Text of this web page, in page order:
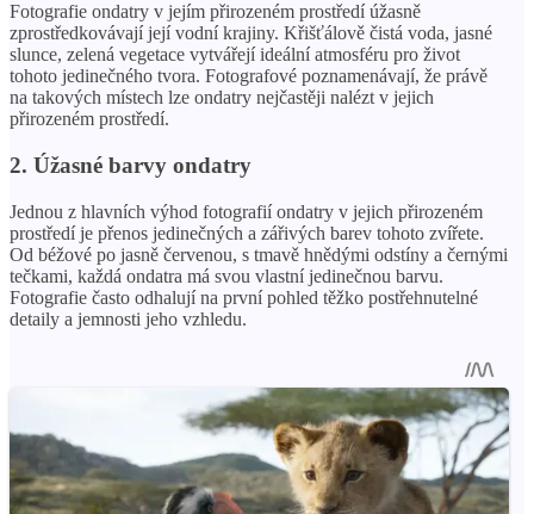
Fotografie ondatry v jejím přirozeném prostředí úžasně
zprostředkovávají její vodní krajiny. Křišťálově čistá voda, jasné
slunce, zelená vegetace vytvářejí ideální atmosféru pro život
tohoto jedinečného tvora. Fotografové poznamenávají, že právě
na takových místech lze ondatry nejčastěji nalézt v jejich
přirozeném prostředí.
2. Úžasné barvy ondatry
Jednou z hlavních výhod fotografií ondatry v jejich přirozeném
prostředí je přenos jedinečných a zářivých barev tohoto zvířete.
Od béžové po jasně červenou, s tmavě hnědými odstíny a černými
tečkami, každá ondatra má svou vlastní jedinečnou barvu.
Fotografie často odhalují na první pohled těžko postřehnutelné
detaily a jemnosti jeho vzhledu.